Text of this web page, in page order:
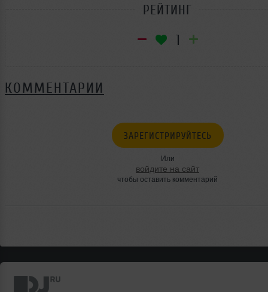
РЕЙТИНГ
1
КОММЕНТАРИИ
ЗАРЕГИСТРИРУЙТЕСЬ
Или
войдите на сайт
чтобы оставить комментарий